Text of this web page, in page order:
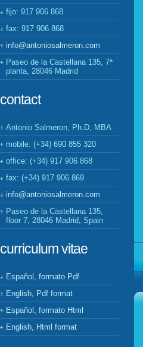
fijo: 917 906 868
fax: 917 906 868
info@antoniosalmeron.com
Paseo de la Castellana 135, 7ª
planta, 28046 Madrid
contact
Antonio Salmeron, Ph.D, MBA
mobile: (+34) 690 855 320
office: (+34) 917 906 868
fax: (+34) 917 906 869
info@antoniosalmeron.com
Paseo de la Castellana 135,
floor 7, 28046 Madrid, Spain
curriculum vitae
Español, formato Pdf
English, Pdf format
Español, formato Html
English, Html format